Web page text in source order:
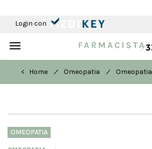
Login con
Toggle
< Home
/ Omeopatia / Omeopatia
OMEOPATIA